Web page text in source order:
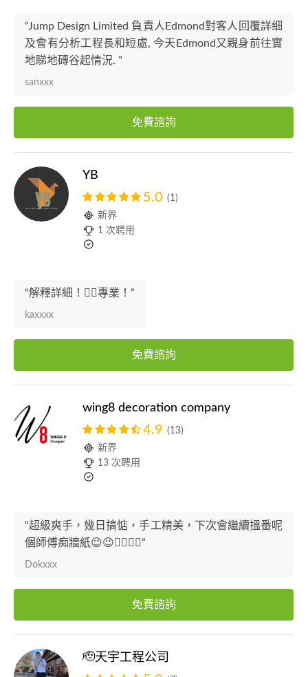
“Jump Design Limited 負責人Edmond對客人回覆詳细
及會有分析工程長和短處, 今天Edmond又親身前往實
地睇地磚谷起情況. ”
sanxxx
免費諮詢
YB
5.0 (1)
新界
1 次聘用
“解釋詳細！👍🏻專業！”
kaxxxx
免費諮詢
wing8 decoration company
4.9 (13)
新界
13 次聘用
“超級爽手，幾日搞惦，手工精美，下次會繼續搵番呢
個師傅痴牆紙😉😉👍🏻👍🏻”
Dokxxx
免費諮詢
🫡天宇工程公司